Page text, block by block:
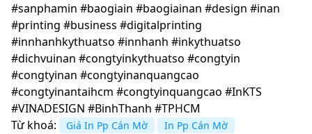
#sanphamin #baogiain #baogiainan #design #inan
#printing #business #digitalprinting
#innhanhkythuatso #innhanh #inkythuatso
#dichvuinan #congtyinkythuatso #congtyin
#congtyinan #congtyinanquangcao
#congtyinantaihcm #congtyinquangcao #InKTS
#VINADESIGN #BinhThanh #TPHCM
Từ khoá:
Giá In Pp Cán Mờ
In Pp Cán Mờ